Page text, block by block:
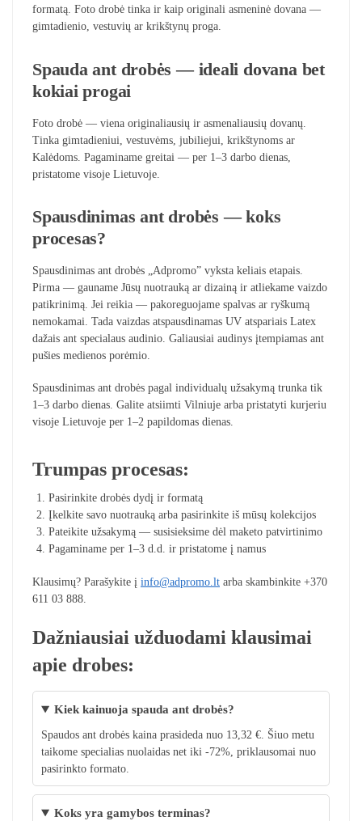
formatą. Foto drobė tinka ir kaip originali asmeninė dovana —
gimtadienio, vestuvių ar krikštynų proga.
Spauda ant drobės — ideali dovana bet
kokiai progai
Foto drobė — viena originaliausių ir asmenaliausių dovanų.
Tinka gimtadieniui, vestuvėms, jubiliejui, krikštynoms ar
Kalėdoms. Pagaminame greitai — per 1–3 darbo dienas,
pristatome visoje Lietuvoje.
Spausdinimas ant drobės — koks
procesas?
Spausdinimas ant drobės „Adpromo” vyksta keliais etapais.
Pirma — gauname Jūsų nuotrauką ar dizainą ir atliekame vaizdo
patikrinimą. Jei reikia — pakoreguojame spalvas ar ryškumą
nemokamai. Tada vaizdas atspausdinamas UV atspariais Latex
dažais ant specialaus audinio. Galiausiai audinys įtempiamas ant
pušies medienos porėmio.
Spausdinimas ant drobės pagal individualų užsakymą trunka tik
1–3 darbo dienas. Galite atsiimti Vilniuje arba pristatyti kurjeriu
visoje Lietuvoje per 1–2 papildomas dienas.
Trumpas procesas:
Pasirinkite drobės dydį ir formatą
Įkelkite savo nuotrauką arba pasirinkite iš mūsų kolekcijos
Pateikite užsakymą — susisieksime dėl maketo patvirtinimo
Pagaminame per 1–3 d.d. ir pristatome į namus
Klausimų? Parašykite į info@adpromo.lt arba skambinkite +370
611 03 888.
Dažniausiai užduodami klausimai
apie drobes:
Kiek kainuoja spauda ant drobės?
Spaudos ant drobės kaina prasideda nuo 13,32 €. Šiuo metu
taikome specialias nuolaidas net iki -72%, priklausomai nuo
pasirinkto formato.
Koks yra gamybos terminas?